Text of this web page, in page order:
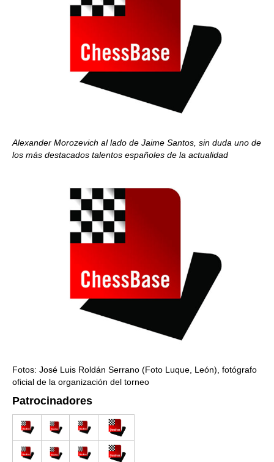
Alexander Morozevich al lado de Jaime Santos, sin duda uno de
los más destacados talentos españoles de la actualidad
Fotos: José Luis Roldán Serrano (Foto Luque, León), fotógrafo
oficial de la organización del torneo
Patrocinadores